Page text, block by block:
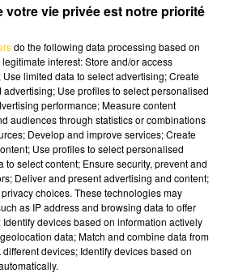
6 sec)
- 4 min 6 sec
À CAHORS DU 15/12/25
votre vie privée est notre priorité
do the following data processing based on
interest: Store and/or access
limited data to select advertising; Create
Use profiles to select personalised
performance; Measure content
audiences through statistics or combinations
Develop and improve services; Create
Use profiles to select personalised
to select content; Ensure security, prevent and
Deliver and present advertising and content;
choices. These technologies may
as IP address and browsing data to offer
devices based on information actively
data; Match and combine data from
devices; Identify devices based on